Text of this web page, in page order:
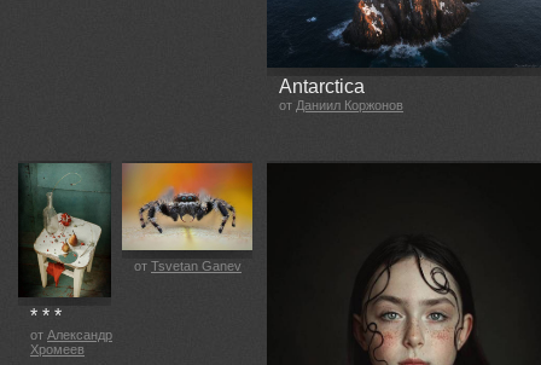
Antarctica
от Даниил Коржонов
* * *
от Александр
Хромеев
от Tsvetan Ganev